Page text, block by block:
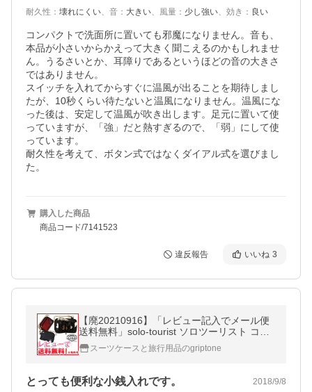
耐久性 ： 壊れにくい、 音 ： 大きい、 風量 ： 少し強い、 効き ： 良い
コンパクトで洗面所に置いても邪魔になりません。音も、
本品が小さいからかえって大きく聞こえるのかもしれませ
ん。うるさいとか、耳障りであるというほどの音の大きさ
ではありません。
スイッチを入れてからすぐに温風が出ることを期待しまし
たが、10秒くらい待たないと温風になりません。温風にな
った後は、安定して温風が吹き出します。足元に置いて使
っていますが、「強」だと熱すぎるので、「弱」にして使
っています。
耐久性を考えて、ボタン式ではなくダイアル式を選びまし
た。
購入した商品
商品コード/7141523
違反報告 いいね 3
【廃20210916】「レビュー記入でメール便
送料無料」solo-tourist ソロツーリスト コイ
ンウォレット15 CW-15-mail チェーン付き(v
a0a213)
スーツケースと旅行用品のgriptone
とっても便利な小銭入れです。 2018/9/8